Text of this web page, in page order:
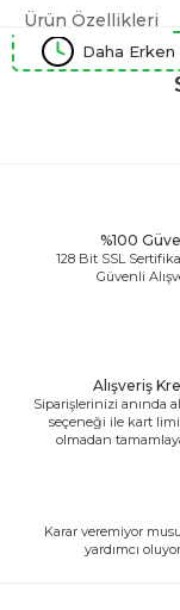
Ürün Özellikleri
Daha Erken
%100
128 Bit SSL
Güvenli
Alışveriş
Siparişlerinizi anında
seçeneği ile kart
olmadan
Karar veremiyor
yardımcı